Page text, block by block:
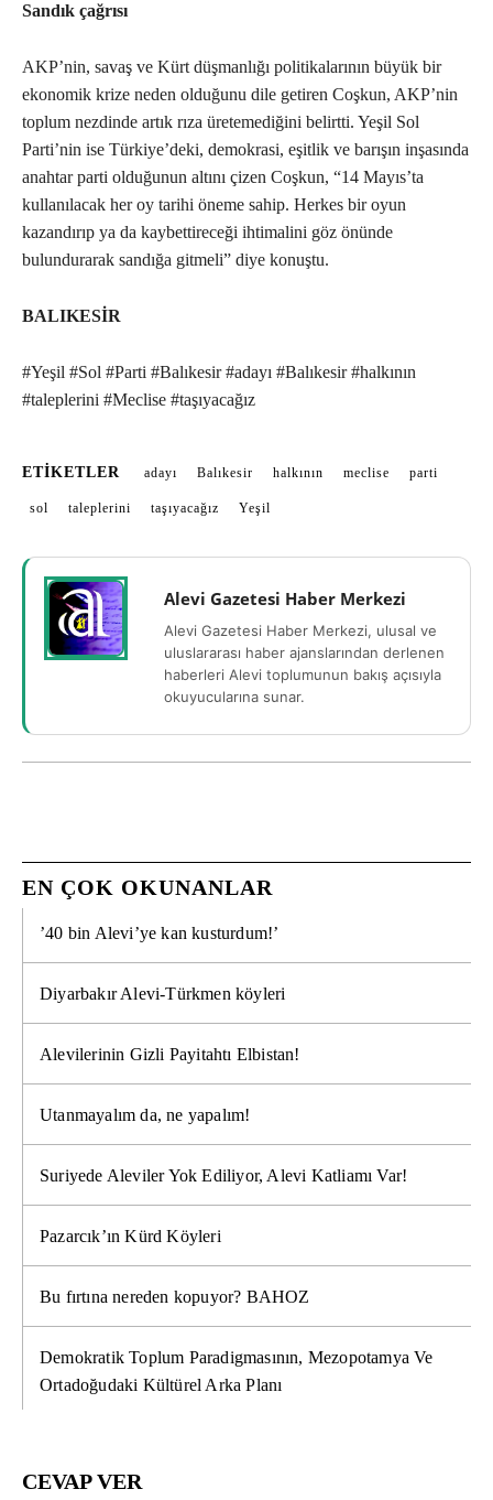
Sandık çağrısı
AKP’nin, savaş ve Kürt düşmanlığı politikalarının büyük bir
ekonomik krize neden olduğunu dile getiren Coşkun, AKP’nin
toplum nezdinde artık rıza üretemediğini belirtti. Yeşil Sol
Parti’nin ise Türkiye’deki, demokrasi, eşitlik ve barışın inşasında
anahtar parti olduğunun altını çizen Coşkun, “14 Mayıs’ta
kullanılacak her oy tarihi öneme sahip. Herkes bir oyun
kazandırıp ya da kaybettireceği ihtimalini göz önünde
bulundurarak sandığa gitmeli” diye konuştu.
BALIKESİR
#Yeşil #Sol #Parti #Balıkesir #adayı #Balıkesir #halkının
#taleplerini #Meclise #taşıyacağız
ETIKETLER adayı Balıkesir halkının meclise parti
sol taleplerini taşıyacağız Yeşil
Alevi Gazetesi Haber Merkezi
Alevi Gazetesi Haber Merkezi, ulusal ve
uluslararası haber ajanslarından derlenen
haberleri Alevi toplumunun bakış açısıyla
okuyucularına sunar.
EN ÇOK OKUNANLAR
’40 bin Alevi’ye kan kusturdum!’
Diyarbakır Alevi-Türkmen köyleri
Alevilerinin Gizli Payitahtı Elbistan!
Utanmayalım da, ne yapalım!
Suriyede Aleviler Yok Ediliyor, Alevi Katliamı Var!
Pazarcık’ın Kürd Köyleri
Bu fırtına nereden kopuyor? BAHOZ
Demokratik Toplum Paradigmasının, Mezopotamya Ve
Ortadoğudaki Kültürel Arka Planı
CEVAP VER